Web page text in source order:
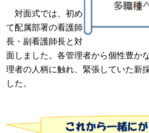
対面式では、初め
て配属部署の看護師
長・副看護師長と対
面しました。各管理者から個性豊か
理者の人柄に触れ、緊張していた新
した。